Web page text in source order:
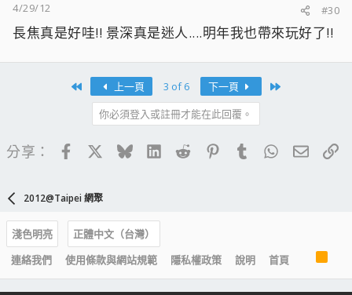
4/29/12
#30
長焦真是好哇!! 景深真是迷人....明年我也帶來玩好了!!
上一頁 3 of 6 下一頁
你必須登入或註冊才能在此回覆。
分享： FacebookBlueskyLinkedIn
Reddit PinterestTumblrWhatsApp
電子
2012@Taipei 網聚
淺色明亮
正體中文（台灣）
連絡我們
使用條款與網站規範 隱私權政策 說明 首頁
S